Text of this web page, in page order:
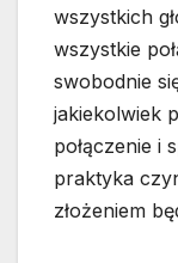
wszystkich
wszystkie
swobodnie
jakiekolwiek
połączenie i
praktyka
złożeniem